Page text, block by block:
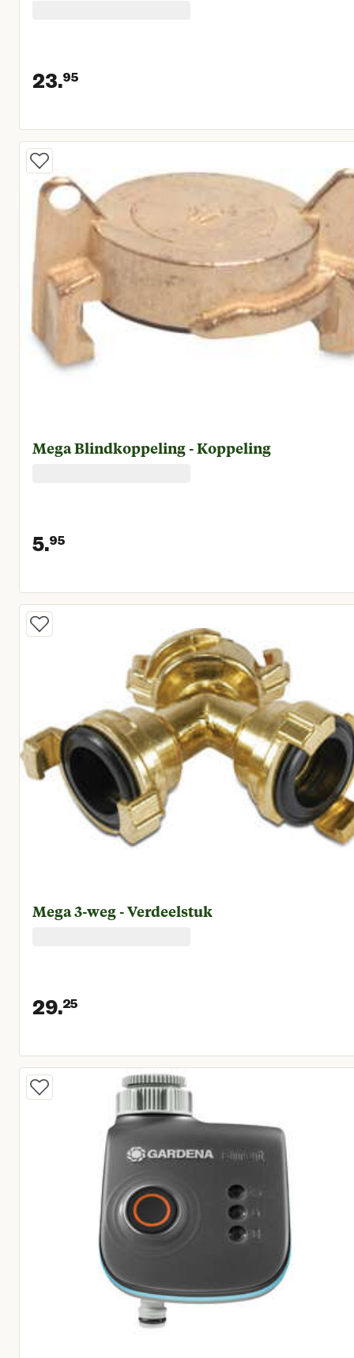
23.95
Huidige prijs € 23,95
Mega Blindkoppeling - Koppeling
5.95
Huidige prijs € 5,95
Mega 3-weg - Verdeelstuk
29.25
Huidige prijs € 29,25